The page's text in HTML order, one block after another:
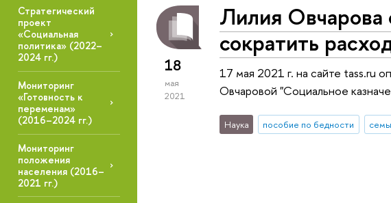
Стратегический
проект
«Социальная
политика» (2022–
2024 гг.)
Мониторинг
«Готовность к
переменам»
(2016–2024 гг.)
Мониторинг
положения
населения (2016–
2021 гг.)
18
мая
2021
Лилия Овчарова
сократить
17 мая 2021 г. на сайте tass.ru
Овчаровой "Социальное
Наука пособие по бедности